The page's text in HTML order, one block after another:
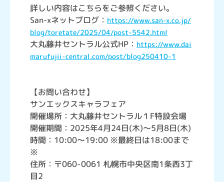
詳しい内容はこちらをご参照ください。
San-xネットブログ： https://www.san-x.co.jp/
blog/toretate/2025/04/post-5542.html
大丸藤井セントラル公式HP： https://www.dai
marufujii-central.com/post/blog250410-1
【お問い合わせ】
サンエックスキャラフェア
開催場所：大丸藤井セントラル１F特設会場
開催期間：2025年4月24日(木)～5月8日(木)
時間：10:00～19:00 ※最終日は18:00まで
※
住所：〒060-0061 札幌市中央区南1条西3丁
目2